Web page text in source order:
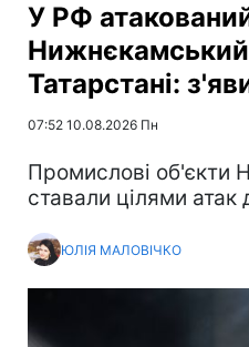
У РФ
Татарстані:
07:52 10.08.2026 Пн
Промислові об'єкти
ставали цілями атак
ЮЛІЯ МАЛОВІЧКО